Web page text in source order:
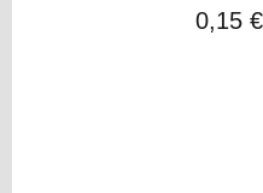
0,15 €